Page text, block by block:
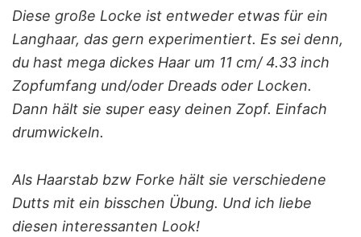
Diese große Locke ist entweder etwas für ein
Langhaar, das gern experimentiert. Es sei denn,
du hast mega dickes Haar um 11 cm/ 4.33 inch
Zopfumfang und/oder Dreads oder Locken.
Dann hält sie super easy deinen Zopf. Einfach
drumwickeln.
Als Haarstab bzw Forke hält sie verschiedene
Dutts mit ein bisschen Übung. Und ich liebe
diesen interessanten Look!